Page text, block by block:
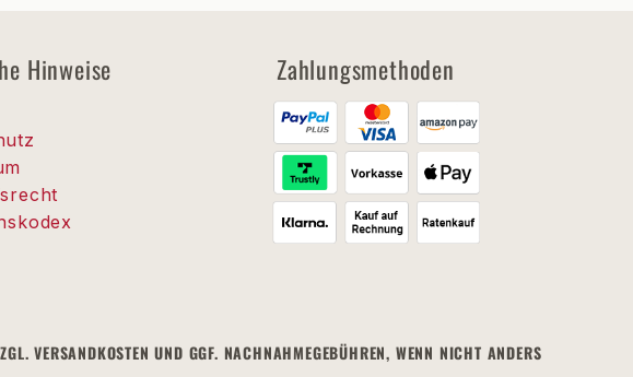
Hinweise Zahlungsmethoden
UND GGF. NACHNAHMEGEBÜHREN, WENN NICHT ANDERS